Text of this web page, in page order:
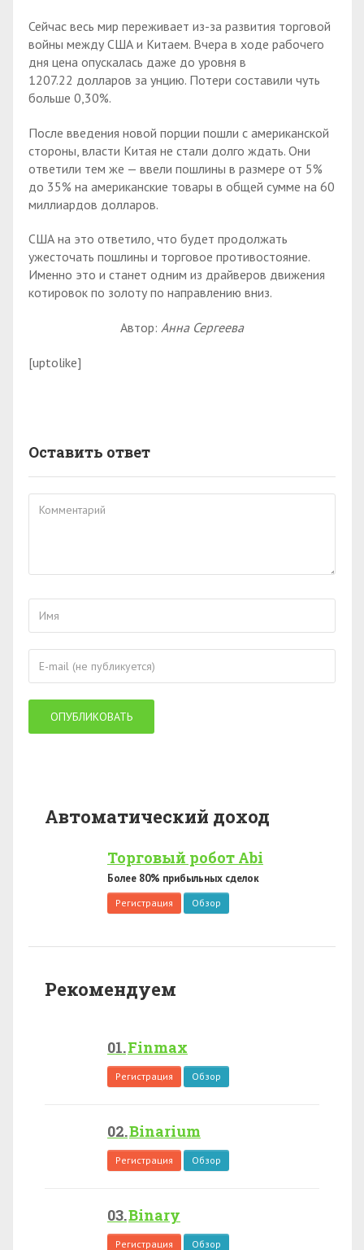
Сейчас весь мир переживает из-за развития торговой
войны между США и Китаем. Вчера в ходе рабочего
дня цена опускалась даже до уровня в
1207.22 долларов за унцию. Потери составили чуть
больше 0,30%.
После введения новой порции пошли с американской
стороны, власти Китая не стали долго ждать. Они
ответили тем же — ввели пошлины в размере от 5%
до 35% на американские товары в общей сумме на 60
миллиардов долларов.
США на это ответило, что будет продолжать
ужесточать пошлины и торговое противостояние.
Именно это и станет одним из драйверов движения
котировок по золоту по направлению вниз.
Автор: Анна Сергеева
[uptolike]
Оставить ответ
Автоматический доход
Торговый робот Abi
Более 80% прибыльных сделок
Регистрация Обзор
Рекомендуем
Finmax
Регистрация Обзор
Binarium
Регистрация Обзор
Binary
Регистрация Обзор